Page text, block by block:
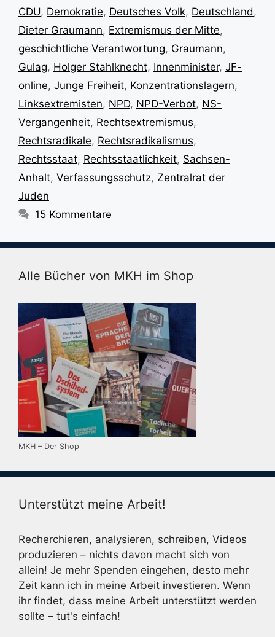
CDU, Demokratie, Deutsches Volk, Deutschland,
Dieter Graumann, Extremismus der Mitte,
geschichtliche Verantwortung, Graumann,
Gulag, Holger Stahlknecht, Innenminister, JF-
online, Junge Freiheit, Konzentrationslagern,
Linksextremisten, NPD, NPD-Verbot, NS-
Vergangenheit, Rechtsextremismus,
Rechtsradikale, Rechtsradikalismus,
Rechtsstaat, Rechtsstaatlichkeit, Sachsen-
Anhalt, Verfassungsschutz, Zentralrat der
Juden
15 Kommentare
Alle Bücher von MKH im Shop
MKH – Der Shop
Unterstützt meine Arbeit!
Recherchieren, analysieren, schreiben, Videos
produzieren – nichts davon macht sich von
allein! Je mehr Spenden eingehen, desto mehr
Zeit kann ich in meine Arbeit investieren. Wenn
ihr findet, dass meine Arbeit unterstützt werden
sollte – tut's einfach!